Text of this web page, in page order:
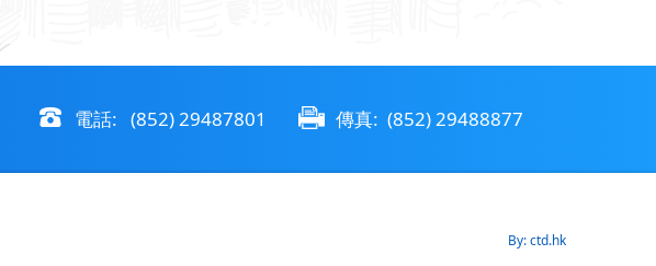
電話: (852) 29487801 傳真: (852) 29488877
By: ctd.hk